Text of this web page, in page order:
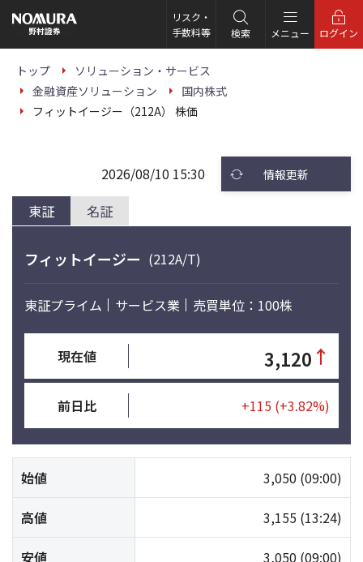
の
ー
リスク・
手数料等
検索 メニュー ログイン
トップ
ソリューション・サービス
金融資産ソリューション
国内株式
フィットイージー（212A） 株価
東証 名証
2026/08/10 15:30 情報更新
フィットイージー (212A/T)
東証プライム サービス業 売買単位：100株
現在値 3,120 ↑
前日比 +115 (+3.82%)
始値 3,050 (09:00)
高値 3,155 (13:24)
安値 3,050 (09:00)